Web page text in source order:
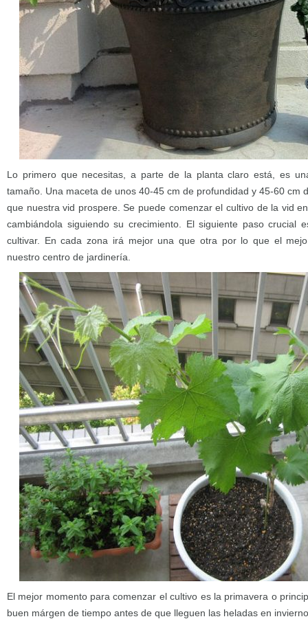
Lo primero que necesitas, a parte de la planta claro está, es
tamaño. Una maceta de unos 40-45 cm de profundidad y 45-60 cm
que nuestra vid prospere. Se puede comenzar el cultivo de la vid
cambiándola siguiendo su crecimiento. El siguiente paso crucial
cultivar. En cada zona irá mejor una que otra por lo que el
nuestro centro de jardinería.
El mejor momento para comenzar el cultivo es la primavera o
buen márgen de tiempo antes de que lleguen las heladas en